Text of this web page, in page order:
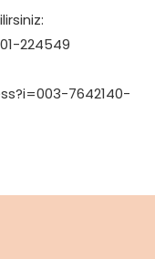
224549
7642140-